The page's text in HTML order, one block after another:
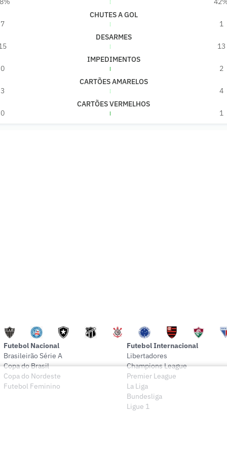
CHUTES A GOL
7
1
DESARMES
13
IMPEDIMENTOS
0
2
CARTÕES AMARELOS
3
4
CARTÕES VERMELHOS
0
1
Futebol Nacional
Brasileirão Série A
Copa do Brasil
Copa do Nordeste
Futebol Feminino
Futebol Internacional
Libertadores
Champions League
Premier League
La Liga
Bundesliga
Ligue 1